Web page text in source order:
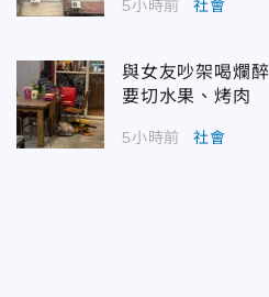
5小時前 社會
與女友吵架喝爛
要切水果、烤肉
5小時前 社會